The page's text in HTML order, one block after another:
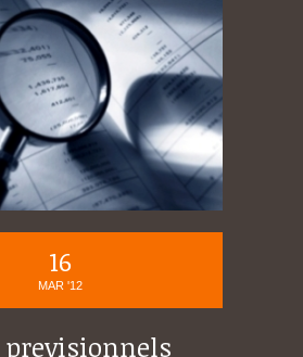
16
MAR '12
previsionnels